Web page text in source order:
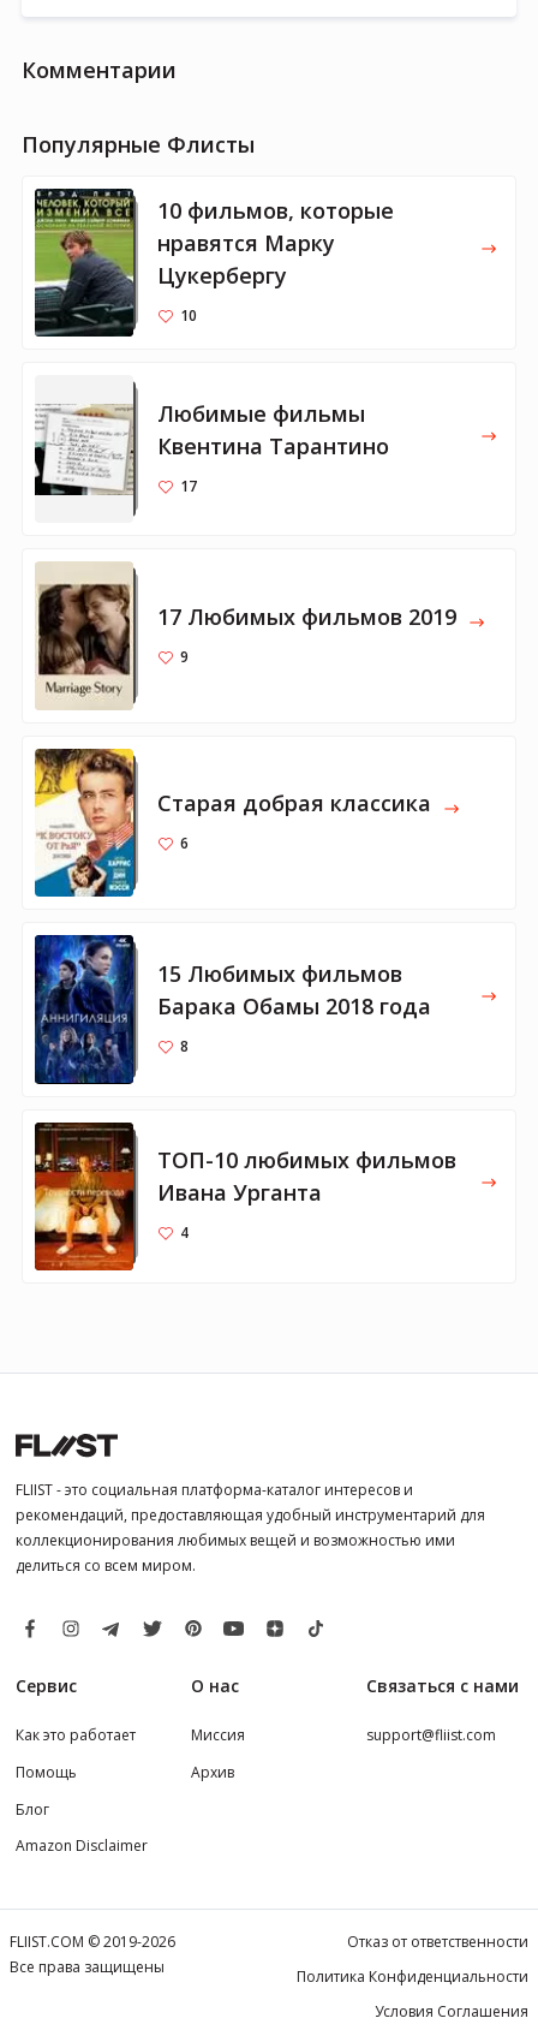
Комментарии
Популярные Флисты
10 фильмов, которые
нравятся Марку
Цукербергу
10
Любимые фильмы
Квентина Тарантино
17
17 Любимых фильмов 2019
9
Старая добрая классика
6
15 Любимых фильмов
Барака Обамы 2018 года
8
ТОП-10 любимых фильмов
Ивана Урганта
4
FLIIST - это социальная платформа-каталог интересов и
рекомендаций, предоставляющая удобный инструментарий для
коллекционирования любимых вещей и возможностью ими
делиться со всем миром.
Сервис
Как это работает
Помощь
Блог
Amazon Disclaimer
О нас
Миссия
Архив
Связаться с нами
support@fliist.com
FLIIST.COM © 2019-2026
Все права защищены
Отказ от ответственности
Политика Конфиденциальности
Условия Соглашения